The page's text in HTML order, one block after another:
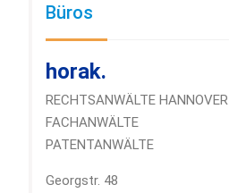
Büros
horak.
RECHTSANWÄLTE HANNOVER
FACHANWÄLTE
PATENTANWÄLTE
Georgstr. 48